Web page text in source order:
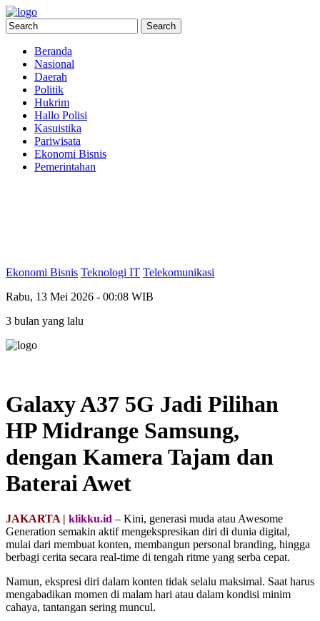
Beranda
Nasional
Daerah
Politik
Hukrim
Hallo Polisi
Kasuistika
Pariwisata
Ekonomi Bisnis
Pemerintahan
Ekonomi Bisnis Teknologi IT Telekomunikasi
Rabu, 13 Mei 2026 - 00:08 WIB
3 bulan yang lalu
Galaxy A37 5G Jadi Pilihan
HP Midrange Samsung,
dengan Kamera Tajam dan
Baterai Awet
JAKARTA | klikku.id – Kini, generasi muda atau Awesome
Generation semakin aktif mengekspresikan diri di dunia digital,
mulai dari membuat konten, membangun personal branding, hingga
berbagi cerita secara real-time di tengah ritme yang serba cepat.
Namun, ekspresi diri dalam konten tidak selalu maksimal. Saat harus
mengabadikan momen di malam hari atau dalam kondisi minim
cahaya, tantangan sering muncul.